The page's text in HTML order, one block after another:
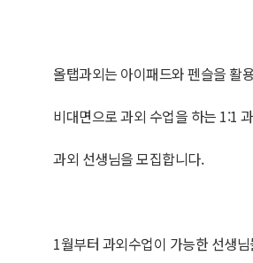
올탭과외는 아이패드와 펜슬을 활
비대면으로 과외 수업을 하는 1:1
과외 선생님을 모집합니다.
1월부터 과외수업이 가능한 선생